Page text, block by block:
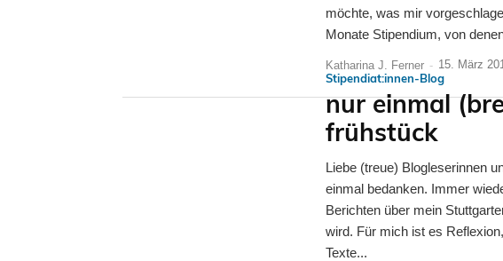
möchte, was mir
Monate Stipendium, von
Katharina J. Ferner - 15. März
Stipendiat:innen-Blog
nur einmal
frühstück
Liebe (treue) Blogleserinnen
einmal bedanken. Immer
Berichten über mein
wird. Für mich ist es
Texte...